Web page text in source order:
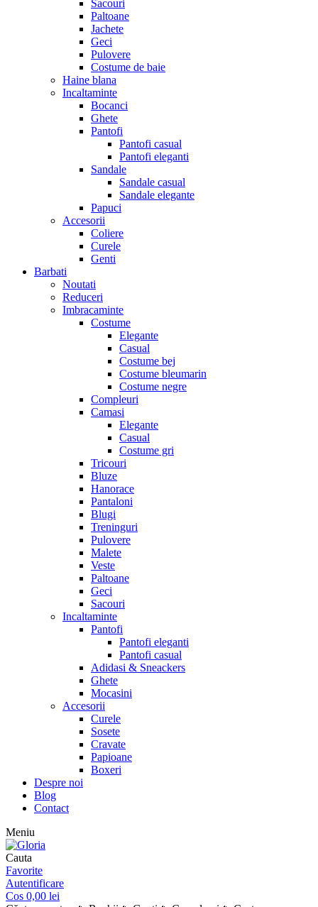
Sacouri
Paltoane
Jachete
Geci
Pulovere
Costume de baie
Haine blana
Incaltaminte
Bocanci
Ghete
Pantofi
Pantofi casual
Pantofi eleganti
Sandale
Sandale casual
Sandale elegante
Papuci
Accesorii
Coliere
Curele
Genti
Barbati
Noutati
Reduceri
Imbracaminte
Costume
Elegante
Casual
Costume bej
Costume bleumarin
Costume negre
Compleuri
Camasi
Elegante
Casual
Costume gri
Tricouri
Bluze
Hanorace
Pantaloni
Blugi
Treninguri
Pulovere
Malete
Veste
Paltoane
Geci
Sacouri
Incaltaminte
Pantofi
Pantofi eleganti
Pantofi casual
Adidasi & Sneackers
Ghete
Mocasini
Accesorii
Curele
Sosete
Cravate
Papioane
Boxeri
Despre noi
Blog
Contact
Meniu
Cauta
Favorite
Autentificare
Cos 0,00 lei